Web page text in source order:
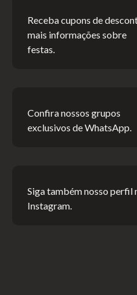
dekmantel·Dekmantel
Não sendo uma pessoa que
Receba cupons de
mais informações sobre
festas.
Confira nossos grupos
exclusivos de WhatsApp.
Siga também nosso perfil
Instagram.